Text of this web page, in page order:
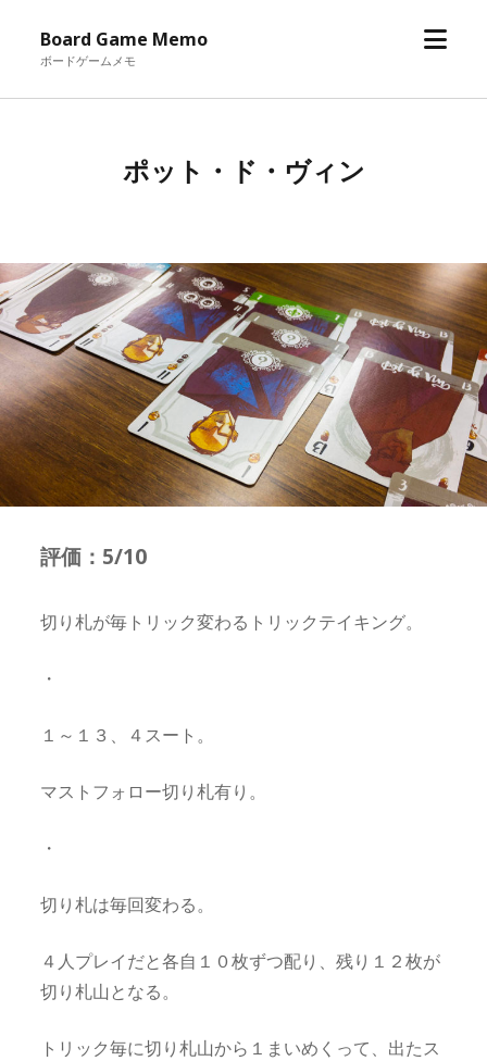
Board Game Memo
ボードゲームメモ
メ
ポット・ド・ヴィン
評価：5/10
切り札が毎トリック変わるトリックテイキング。
・
１～１３、４スート。
マストフォロー切り札有り。
・
切り札は毎回変わる。
４人プレイだと各自１０枚ずつ配り、残り１２枚が
切り札山となる。
トリック毎に切り札山から１まいめくって、出たス